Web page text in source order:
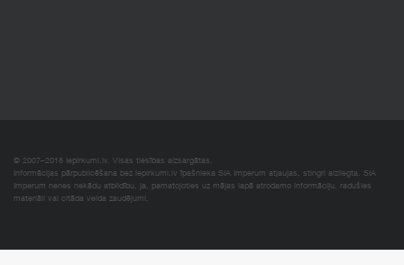
© 2007–2018 Iepirkumi.lv. Visas tiesības aizsargātas.
Informācijas pārpublicēšana bez iepirkumi.lv īpašnieka SIA Imperum atļaujas, stingri aizliegta. SIA
Imperum nenes nekādu atbildību, ja, pamatojoties uz mājas lapā atrodamo informāciju, radušies
materiāli vai citāda veida zaudējumi.